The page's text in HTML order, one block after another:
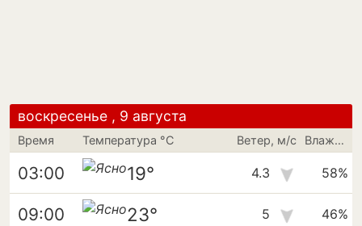
воскресенье , 9 августа
Время Температура °C Ветер, м/с Влажность
03:00 19° 4.3 58%
09:00 23° 5 46%